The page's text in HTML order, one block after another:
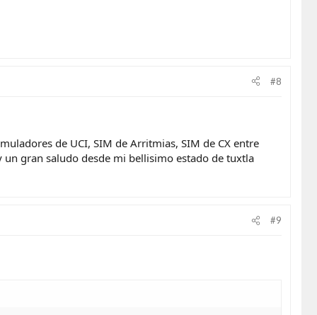
#8
de UCI, SIM de Arritmias, SIM de CX entre
gran saludo desde mi bellisimo estado de tuxtla
#9